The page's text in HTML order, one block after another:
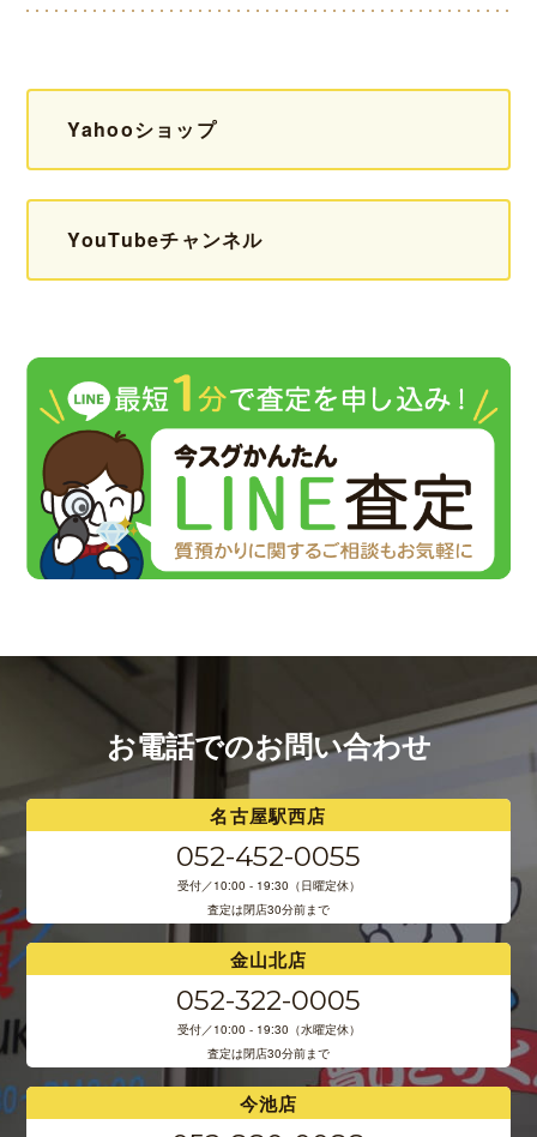
Yahooショップ
YouTubeチャンネル
お電話でのお問い合わせ
名古屋駅西店
052-452-0055
受付／10:00 - 19:30（日曜定休）
査定は閉店30分前まで
金山北店
052-322-0005
受付／10:00 - 19:30（水曜定休）
査定は閉店30分前まで
今池店